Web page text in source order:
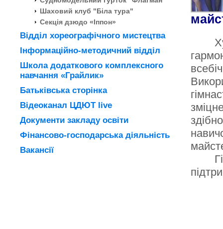
Шаховий клуб "Біла тура"
Секція дзюдо «Іппон»
Відділ хореографічного мистецтва
Інформаційно-методичний відділ
Школа додаткового комплексного
навчання «Грайлик»
Батьківська сторінка
Відеоканал ЦДЮТ live
Документи закладу освіти
Фінансово-господарська діяльність
Вакансії